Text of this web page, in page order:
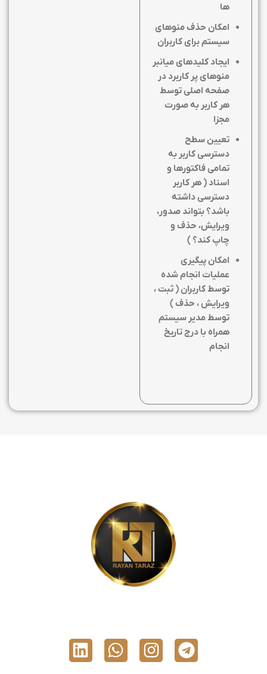
ها
امکان حذف منوهای
سیستم برای کاربران
ایجاد کلیدهای میانبر
منوهای پر کاربرد در
صفحه اصلی توسط
هر کاربر به صورت
مجزا
تعیین سطح
دسترسی کاربر به
تمامی فاکتورها و
اسناد ( هر کاربر
دسترسی داشته
باشد؟ بتواند صدور،
ویرایش، حذف و
چاپ کند؟ )
امکان پیگیری
عملیات انجام شده
توسط کاربران ( ثبت ،
ویرایش ، حذف )
توسط مدیر سیستم
همراه با درج تاریخ
انجام